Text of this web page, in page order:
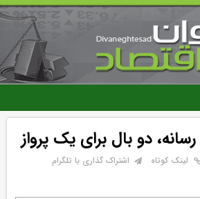
رفتن
محتوای
اصلی
دو بال برای یک پرواز
لینک کوتاه اشتراک گذاری با تلگرام